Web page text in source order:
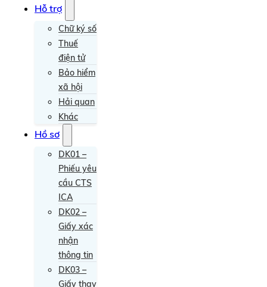
Hỗ trợ
Chữ ký số
Thuế
điện tử
Bảo hiểm
xã hội
Hải quan
Khác
Hồ sơ
DK01 –
Phiếu yêu
cầu CTS
ICA
DK02 –
Giấy xác
nhận
thông tin
DK03 –
Giấy thay